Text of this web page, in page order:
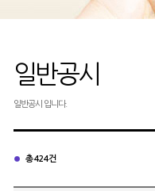
일반공시
일반공시 입니다.
총 424건